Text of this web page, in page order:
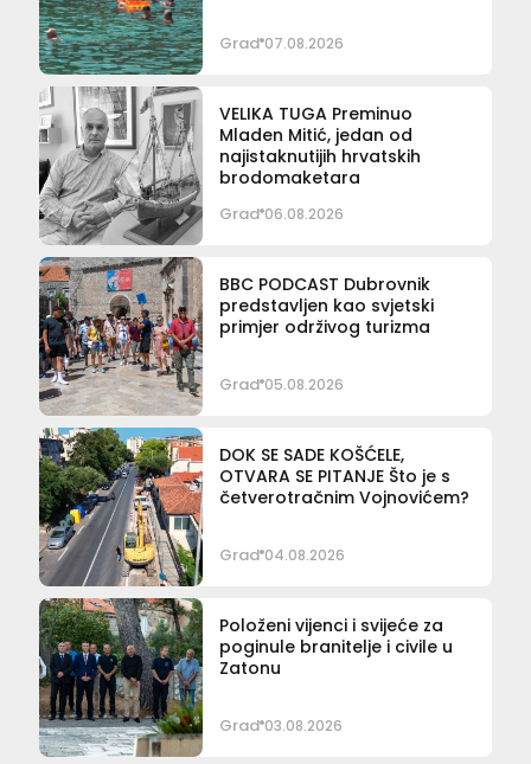
Grad 07.08.2026
VELIKA TUGA Preminuo
Mladen Mitić, jedan od
najistaknutijih hrvatskih
brodomaketara
Grad 06.08.2026
BBC PODCAST Dubrovnik
predstavljen kao svjetski
primjer održivog turizma
Grad 05.08.2026
DOK SE SADE KOŠĆELE,
OTVARA SE PITANJE Što je s
četverotračnim Vojnovićem?
Grad 04.08.2026
Položeni vijenci i svijeće za
poginule branitelje i civile u
Zatonu
Grad 03.08.2026